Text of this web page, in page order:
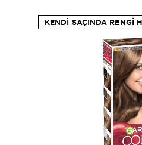
KENDI SAÇINDA RENGI